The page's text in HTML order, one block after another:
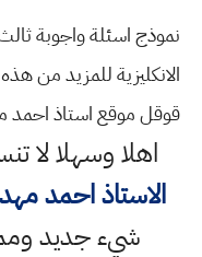
نموذج اسئلة واجوبة
الانكليزية للمزيد من
قوقل موقع استاذ
اهلا وسهلالا
الاستاذ احمد
شيء جديد